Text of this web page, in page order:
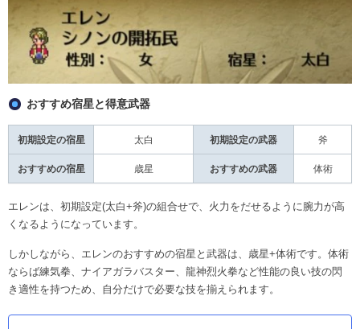
おすすめ宿星と得意武器
初期設定の宿星 太白 初期設定の武器 斧
おすすめの宿星 歳星 おすすめの武器 体術
エレンは、初期設定(太白+斧)の組合せで、火力をだせるように腕力が高
くなるようになっています。
しかしながら、エレンのおすすめの宿星と武器は、歳星+体術です。体術
ならば練気拳、ナイアガラバスター、龍神烈火拳など性能の良い技の閃
き適性を持つため、自分だけで必要な技を揃えられます。